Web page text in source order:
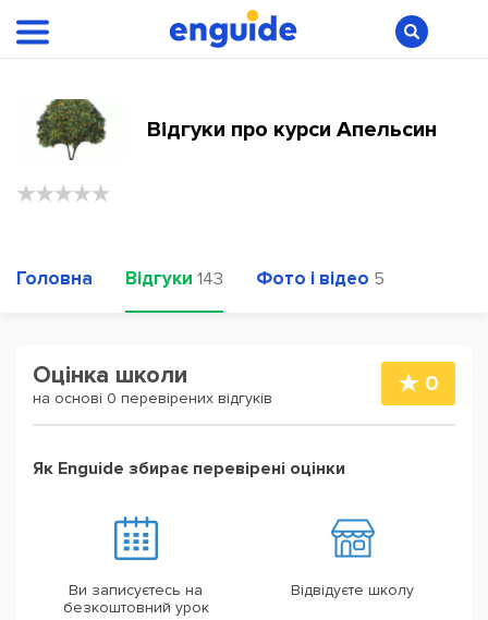
Відгуки про курси Апельсин
Головна Відгуки 143 Фото і відео 5
Оцінка школи
на основі 0 перевірених відгуків
0
Як Enguide збирає перевірені оцінки
Ви записуєтесь на
безкоштовний урок
Відвідуєте школу